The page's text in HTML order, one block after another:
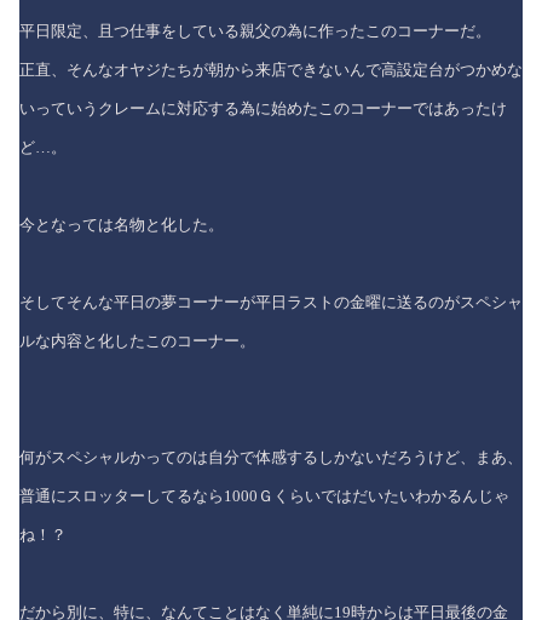
平日限定、且つ仕事をしている親父の為に作ったこのコーナーだ。
正直、そんなオヤジたちが朝から来店できないんで高設定台がつかめな
いっていうクレームに対応する為に始めたこのコーナーではあったけ
ど…。
今となっては名物と化した。
そしてそんな平日の夢コーナーが平日ラストの金曜に送るのがスペシャ
ルな内容と化したこのコーナー。
何がスペシャルかってのは自分で体感するしかないだろうけど、まあ、
普通にスロッターしてるなら1000Ｇくらいではだいたいわかるんじゃ
ね！？
だから別に、特に、なんてことはなく単純に19時からは平日最後の金